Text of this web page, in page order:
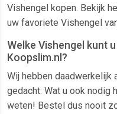
Vishengel kopen. Bekijk
uw favoriete Vishengel
Welke Vishengel kunt
Koopslim.nl?
Wij hebben daadwerkelijk
gedacht. Wat u ook nodig
weten! Bestel dus nooit